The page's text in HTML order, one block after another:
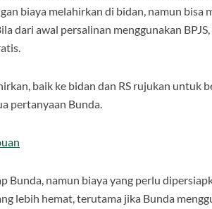
biaya melahirkan di bidan, namun bisa
dari awal persalinan menggunakan
baik ke bidan dan RS rujukan untuk
pertanyaan Bunda.
Bunda, namun biaya yang perlu
lebih hemat, terutama jika Bunda